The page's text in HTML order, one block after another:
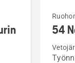
Katso
54